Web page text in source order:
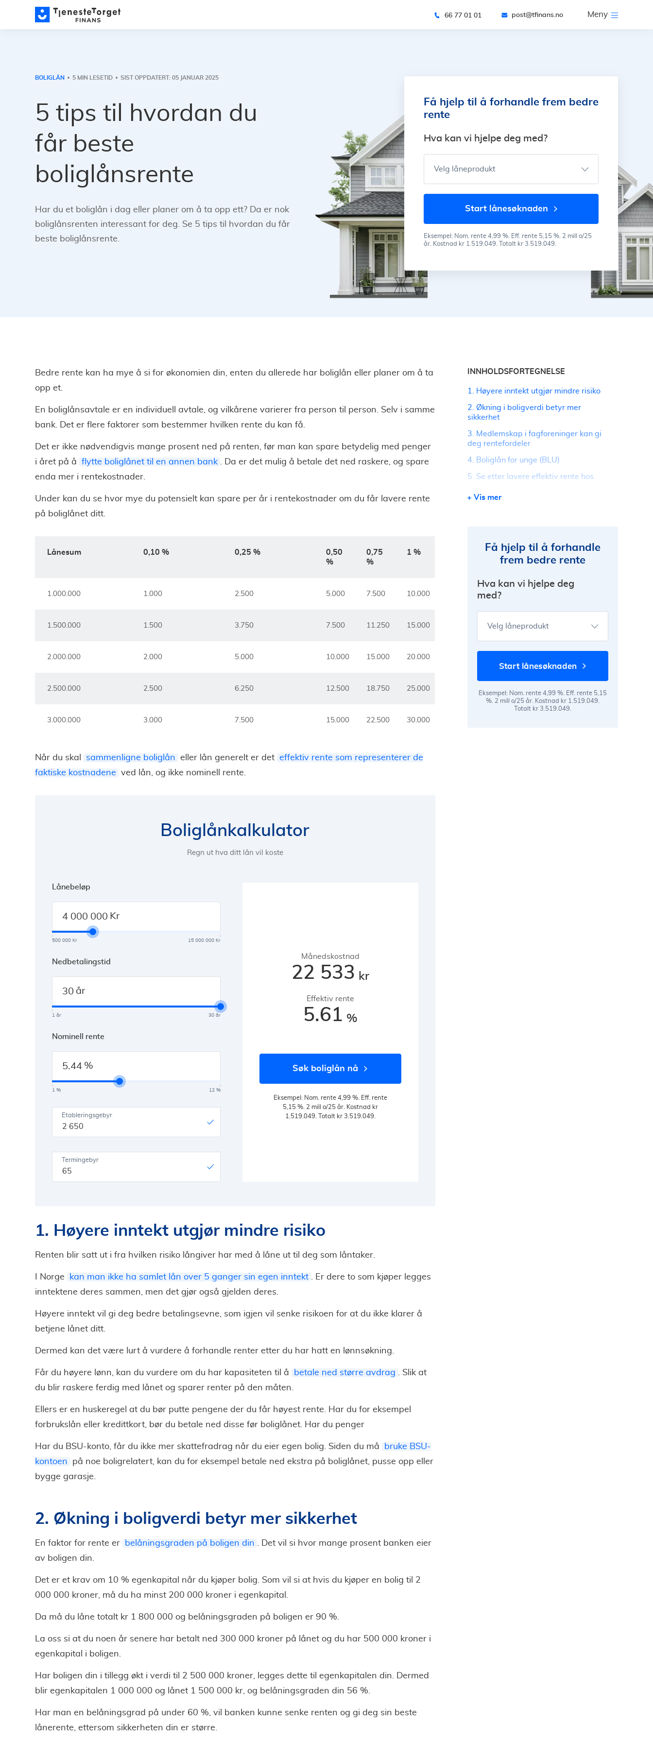
66 77 01 01 post@tfinans.no Meny
BOLIGLÅN 5 MIN LESETID SIST OPPDATERT: 05 JANUAR 2025
5 tips til hvordan du
får beste
boliglånsrente
Har du et boliglån i dag eller planer om å ta opp ett? Da er nok
boliglånsrenten interessant for deg. Se 5 tips til hvordan du får
beste boliglånsrente.
Få hjelp til å forhandle frem bedre
rente
Hva kan vi hjelpe deg med?
Velg låneprodukt
start lånesøknaden
Eksempel: Nom. rente 4,99 %. Eff. rente 5,15 %. 2 mill o/25
år. Kostnad kr 1.519.049. Totalt kr 3.519.049.
Bedre rente kan ha mye å si for økonomien din, enten du allerede har boliglån eller planer om å ta
opp et.
En boliglånsavtale er en individuell avtale, og vilkårene varierer fra person til person. Selv i samme
bank. Det er flere faktorer som bestemmer hvilken rente du kan få.
Det er ikke nødvendigvis mange prosent ned på renten, før man kan spare betydelig med penger
i året på å
flytte boliglånet til en annen bank . Da er det mulig å betale det ned raskere, og spare
enda mer i rentekostnader.
Under kan du se hvor mye du potensielt kan spare per år i rentekostnader om du får lavere rente
på boliglånet ditt.
Lånesum 0,10 % 0,25 %
0,50
%
0,75
%
1 %
1.000.000 1.000 2.500 5.000 7.500 10.000
1.500.000 1.500 3.750 7.500 11.250 15.000
2.000.000 2.000 5.000 10.000 15.000 20.000
2.500.000 2.500 6.250 12.500 18.750 25.000
3.000.000 3.000 7.500 15.000 22.500 30.000
Når du skal sammenligne boliglån eller lån generelt er det effektiv rente som representerer de
faktiske kostnadene
ved lån, og ikke nominell rente.
Boliglånkalkulator
Regn ut hva ditt lån vil koste
Lånebeløp
Kr
15 000 000 Kr
500 000 Kr
Nedbetalingstid
år
30 år
1 år
Nominell rente
%
12 %
1 %
Etableringsgebyr
Termingebyr
Månedskostnad
22 533 kr
Effektiv rente
5.61 %
søk boliglån nå
Eksempel: Nom. rente 4,99 %. Eff. rente
5,15 %. 2 mill o/25 år. Kostnad kr
1.519.049. Totalt kr 3.519.049.
1. Høyere inntekt utgjør mindre risiko
Renten blir satt ut i fra hvilken risiko långiver har med å låne ut til deg som låntaker.
I Norge kan man ikke ha samlet lån over 5 ganger sin egen inntekt . Er dere to som kjøper legges
inntektene deres sammen, men det gjør også gjelden deres.
Høyere inntekt vil gi deg bedre betalingsevne, som igjen vil senke risikoen for at du ikke klarer å
betjene lånet ditt.
Dermed kan det være lurt å vurdere å forhandle renter etter du har hatt en lønnsøkning.
Får du høyere lønn, kan du vurdere om du har kapasiteten til å betale ned større avdrag . Slik at
du blir raskere ferdig med lånet og sparer renter på den måten.
Ellers er en huskeregel at du bør putte pengene der du får høyest rente. Har du for eksempel
forbrukslån eller kredittkort, bør du betale ned disse før boliglånet. Har du penger
Har du BSU-konto, får du ikke mer skattefradrag når du eier egen bolig. Siden du må
bruke BSU-
kontoen
på noe boligrelatert, kan du for eksempel betale ned ekstra på boliglånet, pusse opp eller
bygge garasje.
2. Økning i boligverdi betyr mer sikkerhet
En faktor for rente er belåningsgraden på boligen din . Det vil si hvor mange prosent banken eier
av boligen din.
Det er et krav om 10 % egenkapital når du kjøper bolig. Som vil si at hvis du kjøper en bolig til 2
000 000 kroner, må du ha minst 200 000 kroner i egenkapital.
Da må du låne totalt kr 1 800 000 og belåningsgraden på boligen er 90 %.
La oss si at du noen år senere har betalt ned 300 000 kroner på lånet og du har 500 000 kroner i
egenkapital i boligen.
Har boligen din i tillegg økt i verdi til 2 500 000 kroner, legges dette til egenkapitalen din. Dermed
blir egenkapitalen 1 000 000 og lånet 1 500 000 kr, og belåningsgraden din 56 %.
Har man en belåningsgrad på under 60 %, vil banken kunne senke renten og gi deg sin beste
lånerente, ettersom sikkerheten din er større.
INNHOLDSFORTEGNELSE
1. Høyere inntekt utgjør mindre risiko
2. Økning i boligverdi betyr mer
sikkerhet
3. Medlemskap i fagforeninger kan gi
deg rentefordeler
4. Boliglån for unge (BLU)
5. Se etter lavere effektiv rente hos
Vis mer
Få hjelp til å forhandle
frem bedre rente
Hva kan vi hjelpe deg
med?
Velg låneprodukt
start lånesøknaden
Eksempel: Nom. rente 4,99 %. Eff. rente 5,15
%. 2 mill o/25 år. Kostnad kr 1.519.049.
Totalt kr 3.519.049.